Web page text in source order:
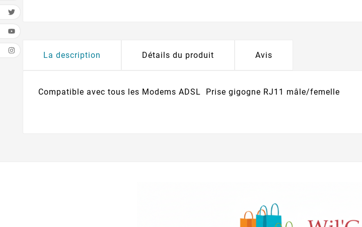
La description Détails du produit Avis
Compatible avec tous les Modems ADSL Prise gigogne RJ11 mâle/femelle